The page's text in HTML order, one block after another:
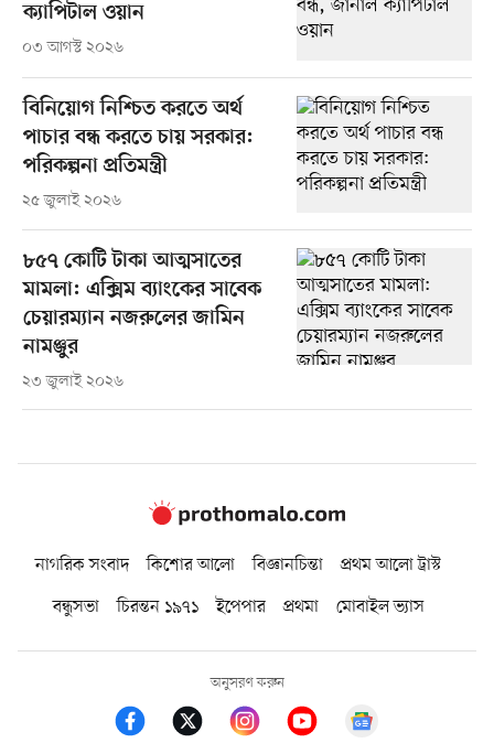
ক্যাপিটাল ওয়ান
০৩ আগস্ট ২০২৬
বিনিয়োগ নিশ্চিত করতে অর্থ
পাচার বন্ধ করতে চায় সরকার:
পরিকল্পনা প্রতিমন্ত্রী
২৫ জুলাই ২০২৬
৮৫৭ কোটি টাকা আত্মসাতের
মামলা: এক্সিম ব্যাংকের সাবেক
চেয়ারম্যান নজরুলের জামিন
নামঞ্জুর
২৩ জুলাই ২০২৬
নাগরিক সংবাদ কিশোর আলো বিজ্ঞানচিন্তা
প্রথম আলো ট্রাস্ট
বন্ধুসভা
চিরন্তন ১৯৭১ ইপেপার প্রথমা মোবাইল ভ্যাস
অনুসরণ করুন